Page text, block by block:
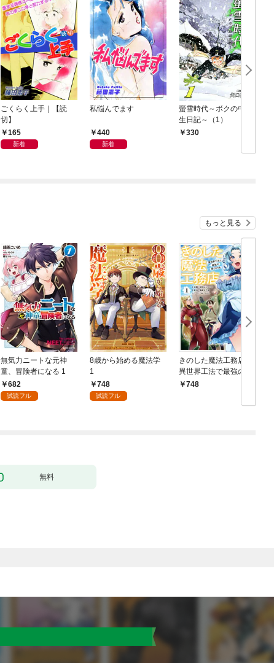
ごくらく上手｜【読
切】
165
新着
私悩んでます
440
新着
螢雪時代～ボクの中学
生日記～（1）
330
もっと見る
無気力ニートな元神
童、冒険者になる 1
682
試読フル
8歳から始める魔法学
1
748
試読フル
きのした魔法工務店
異世界工法で最強の家
づくりを（コミック）
748
無料